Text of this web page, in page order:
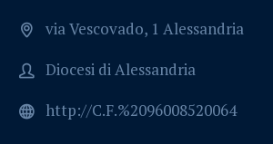
via Vescovado, 1 Alessandria
Diocesi di Alessandria
http://C.F.%2096008520064